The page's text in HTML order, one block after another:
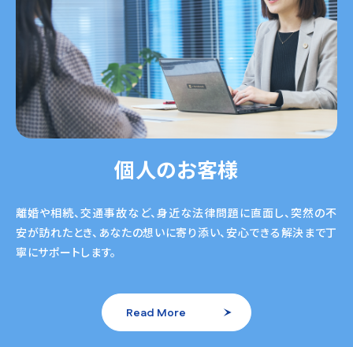
個人のお客様
離婚や相続、交通事故など、身近な法律問題に直面し、突然の不
安が訪れたとき、あなたの想いに寄り添い、安心できる解決まで丁
寧にサポートします。
Read More